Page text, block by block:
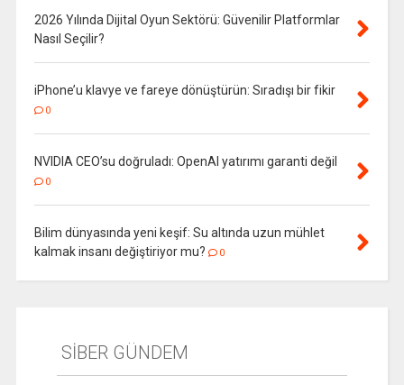
2026 Yılında Dijital Oyun Sektörü: Güvenilir Platformlar
Nasıl Seçilir?
iPhone’u klavye ve fareye dönüştürün: Sıradışı bir fikir
0
NVIDIA CEO’su doğruladı: OpenAI yatırımı garanti değil
0
Bilim dünyasında yeni keşif: Su altında uzun mühlet
kalmak insanı değiştiriyor mu?
0
SİBER GÜNDEM